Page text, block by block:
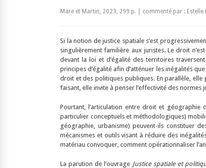
Mare et Martin, 2023, 299 p. | commenté par : Estelle
Si la notion de justice spatiale s’est
singulièrement familière aux juristes. Le droit
devant la loi et d’égalité des territoires
principes d’égalité afin d’atténuer les inégalités
droit et des politiques publiques. En parallèle,
faisant, elle invite à penser l’effectivité des normes
Pourtant, l’articulation entre droit et géographie
particulier conceptuels et méthodologiques)
géographie, urbanisme) peuvent-ils constituer
mécanismes et outils visant à réduire des
matériau convoquer, comment opérationnaliser
La parution de l’ouvrage Justice spatiale et